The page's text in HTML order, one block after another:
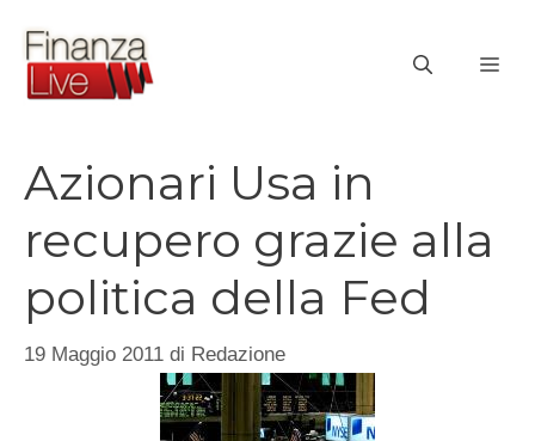
contenuto
Azionari Usa in
recupero grazie alla
politica della Fed
19 Maggio 2011 di Redazione